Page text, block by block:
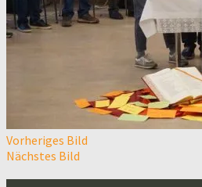
Vorheriges Bild
Nächstes Bild